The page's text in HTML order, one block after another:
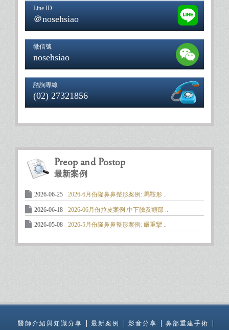
Line ID
＠nosehsiao
微信號
nosehsiao
諮詢專線
(02) 27321856
Preop and Postop
最新案例
2026-06-25 2026-6月份隆鼻鼻整形案例: 馬鞍形 ..
2026-06-18 2026-06月份拉皮案例:中下臉及頸部 ..
2026-05-08 2026-5月份隆鼻鼻整形案例: 嚴重攣 ..
醫師介紹與知識分享 最新案例 影音分享 鼻部重建手術